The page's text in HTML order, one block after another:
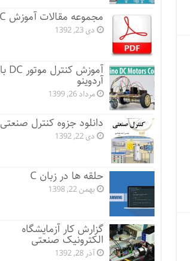
مجموعه مقالات آموزش PLC
دی 23, 1392
آموزش کنترل موتور DC با
آردوینو
مرداد 26, 1399
دانلود جزوه کنترل صنعتی
دی 22, 1392
حلقه ها در زبان C
بهمن 22, 1398
گزارش کار آزمایشگاه
الکترونیک صنعتی
آذر 28, 1392